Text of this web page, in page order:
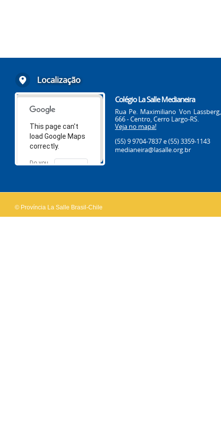
Localização
This page can't
load Google Maps
correctly.
Do you
OK
Colégio La Salle Medianeira
Rua Pe. Maximiliano Von Lassberg,
666 - Centro, Cerro Largo-RS.
Veja no mapa!
(55) 9 9704-7837e (55) 3359-1143
medianeira@lasalle.org.br
© Província La Salle Brasil-Chile